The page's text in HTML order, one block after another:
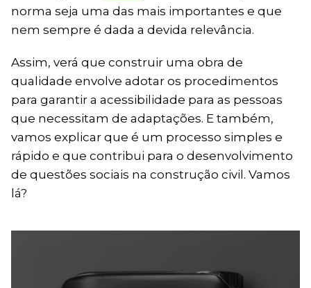
norma seja uma das mais importantes e que
nem sempre é dada a devida relevância.
Assim, verá que construir uma obra de
qualidade envolve adotar os procedimentos
para garantir a acessibilidade para as pessoas
que necessitam de adaptações. E também,
vamos explicar que é um processo simples e
rápido e que contribui para o desenvolvimento
de questões sociais na construção civil. Vamos
lá?